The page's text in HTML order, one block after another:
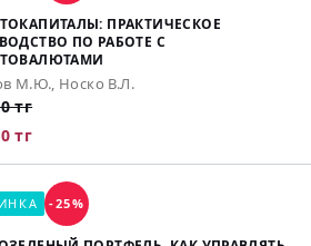
ПРАКТИЧЕСКОЕ
ПО РАБОТЕ С
М.Ю., Носко В.Л.
тг
тг
-25%